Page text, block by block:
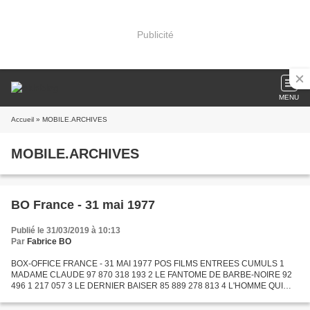
Publicité
MENU
Accueil » MOBILE.ARCHIVES
MOBILE.ARCHIVES
BO France - 31 mai 1977
Publié le 31/03/2019 à 10:13
Par Fabrice BO
BOX-OFFICE FRANCE - 31 MAI 1977 POS FILMS ENTREES CUMULS 1
MADAME CLAUDE 97 870 318 193 2 LE FANTOME DE BARBE-NOIRE 92
496 1 217 057 3 LE DERNIER BAISER 85 889 278 813 4 L'HOMME QUI
CARRIE...